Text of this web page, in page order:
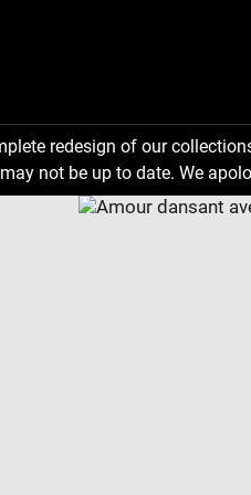
redesign of our
not be up to date. We